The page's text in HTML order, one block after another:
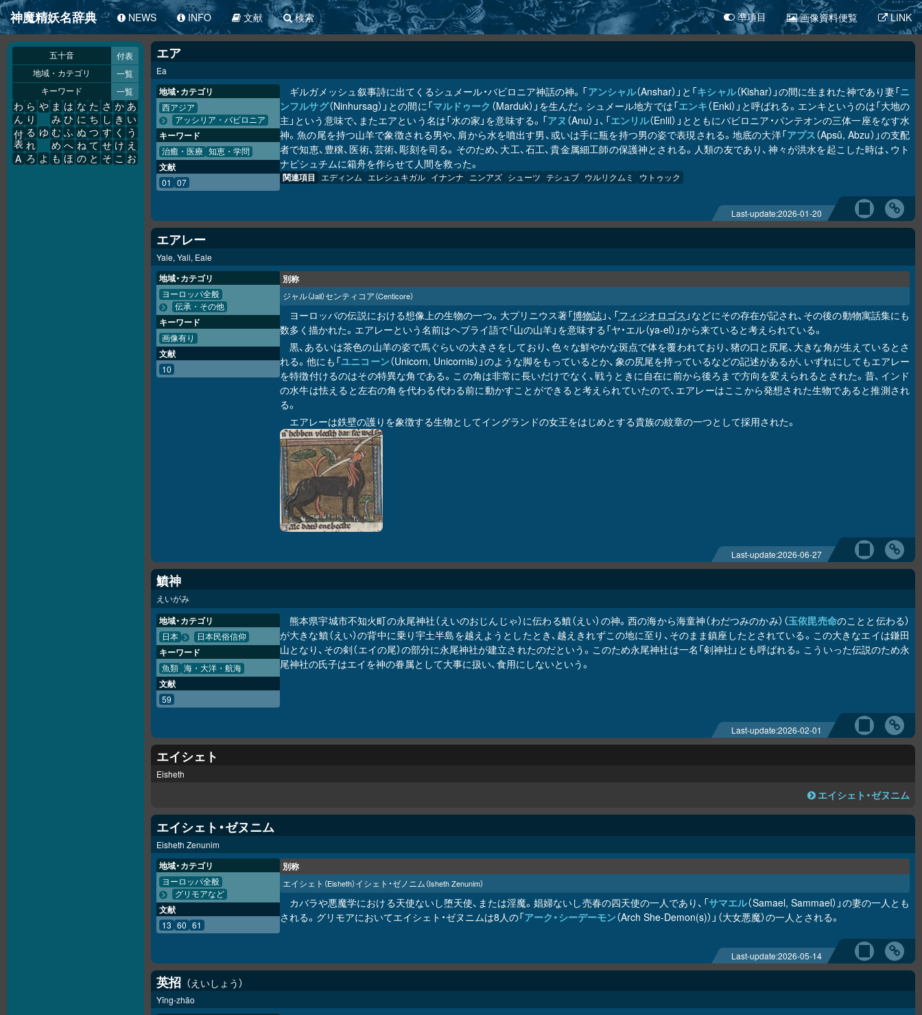
神魔精妖名辞典 NEWS INFO 文献 検索 凖項目 画像資料便覧 LINK
五十音 付表
地域・カテゴリ 一覧
キーワード 一覧
あ
い
う
え
お
か
き
く
け
こ
さ
し
す
せ
そ
た
ち
つ
て
と
な
に
ぬ
ね
の
は
ひ
ふ
へ
ほ
ま
み
む
め
も
や
ゆ
よ
ら
り
る
れ
ろ
わ
ん
付
表
A
エア
Ea
ギルガメッシュ叙事詩に出てくるシュメール・バビロニア神話の神。「アンシャル（Anshar）」と「キシャル（Kishar）」の間に生まれた神であり妻「ニ
ンフルサグ（Ninhursag）」との間に「マルドゥーク （Marduk）」を生んだ。シュメール地方では「エンキ（Enki）」と呼ばれる。エンキというのは「大地の
主」という意味で、またエアという名は「水の家」を意味する。「アヌ （Anu）」、「エンリル（Enlil）」とともにバビロニア・パンテオンの三体一座をなす水
神。魚の尾を持つ山羊で象徴される男や、肩から水を噴出す男、或いは手に瓶を持つ男の姿で表現される。地底の大洋「アプス（Apsû, Abzu）」の支配
者で知恵、豊穣、医術、芸術、彫刻を司る。そのため、大工、石工、貴金属細工師の保護神とされる。人類の友であり、神々が洪水を起こした時は、ウト
ナピシュチムに箱舟を作らせて人間を救った。
関連項目 エディンム エレシュキガル イナンナ ニンアズ シューツ テシュブ ウルリクムミ ウトゥック
地域・カテゴリ
西アジア
アッシリア・バビロニア
キーワード
治癒・医療 知恵・学問
文献
01 07
Last-update:2026-01-20
エアレー
Yale, Yali, Eale
別称
ジャル（Jall）センティコア（Centicore）
ヨーロッパの伝説における想像上の生物の一つ。大プリニウス著「博物誌 」、「フィジオロゴス 」などにその存在が記され、その後の動物寓話集にも
数多く描かれた。エアレーという名前はヘブライ語で「山の山羊」を意味する「ヤ・エル（ya-el）」から来ていると考えられている。
黒、あるいは茶色の山羊の姿で馬ぐらいの大きさをしており、色々な鮮やかな斑点で体を覆われており、猪の口と尻尾、大きな角が生えているとさ
れる。他にも「ユニコーン（Unicorn, Unicornis）」のような脚をもっているとか、象の尻尾を持っているなどの記述があるが、いずれにしてもエアレー
を特徴付けるのはその特異な角である。この角は非常に長いだけでなく、戦うときに自在に前から後ろまで方向を変えられるとされた。昔、インド
の水牛は怯えると左右の角を代わる代わる前に動かすことができると考えられていたので、エアレーはここから発想された生物であると推測され
る。
エアレーは鉄壁の護りを象徴する生物としてイングランドの女王をはじめとする貴族の紋章の一つとして採用された。
地域・カテゴリ
ヨーロッパ全般
伝承・その他
キーワード
画像有り
文献
10
Last-update:2026-06-27
鱝神
えいがみ
熊本県宇城市不知火町の永尾神社（えいのおじんじゃ）に伝わる鱝（えい）の神。西の海から海童神（わだつみのかみ）（玉依毘売命のことと伝わる）
が大きな鱝（えい）の背中に乗り宇土半島を越えようとしたとき、越えきれずこの地に至り、そのまま鎮座したとされている。この大きなエイは鎌田
山となり、その剣（エイの尾）の部分に永尾神社が建立されたのだという。このため永尾神社は一名「剣神社」とも呼ばれる。こういった伝説のため永
尾神社の氏子はエイを神の眷属として大事に扱い、食用にしないという。
地域・カテゴリ
日本 日本民俗信仰
キーワード
魚類 海・大洋・航海
文献
59
Last-update:2026-02-01
エイシェト
Eisheth
エイシェト・ゼヌニム
エイシェト・ゼヌニム
Eisheth Zenunim
別称
エイシェト （Eisheth）イシェト・ゼノニム（Isheth Zenunim）
カバラや悪魔学における天使ないし堕天使、または淫魔。娼婦ないし売春の四天使の一人であり、「サマエル（Samael, Sammael）」の妻の一人とも
される。グリモアにおいてエイシェト・ゼヌニムは8人の「アーク・シーデーモン（Arch She-Demon(s)）」（大女悪魔）の一人とされる。
地域・カテゴリ
ヨーロッパ全般
グリモアなど
文献
13 60 61
Last-update:2026-05-14
英招 えいしょう
Yīng-zhāo